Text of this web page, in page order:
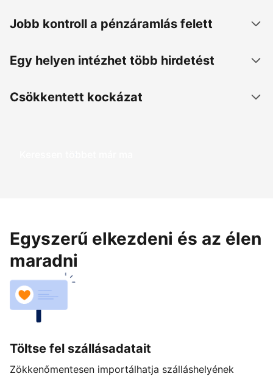
Jobb kontroll a pénzáramlás felett
Egy helyen intézhet több hirdetést
Csökkentett kockázat
Keressen többet már ma
Egyszerű elkezdeni és az élen
maradni
Töltse fel szállásadatait
Zökkenőmentesen importálhatja szálláshelyének